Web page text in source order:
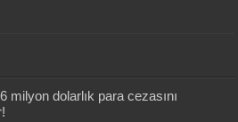
milyon dolarlık para cezasını